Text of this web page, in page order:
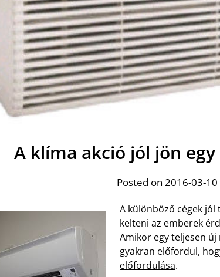
A klíma akció jól jön
Posted on 2016-03-10
A különböző cégek jól
kelteni az emberek
Amikor egy teljesen
gyakran előfordul,
előfordulása.